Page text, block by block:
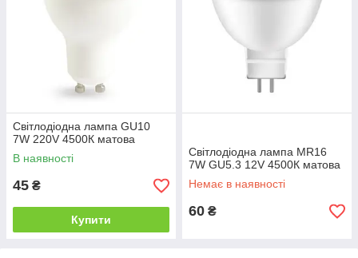
Світлодіодна лампа GU10
7W 220V 4500К матова
В наявності
45 ₴
Купити
Світлодіодна лампа MR16
7W GU5.3 12V 4500К матова
Немає в наявності
60 ₴